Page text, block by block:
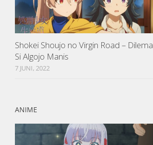
Shokei Shoujo no Virgin Road – Dilema
Si Algojo Manis
7 JUNI, 2022
ANIME